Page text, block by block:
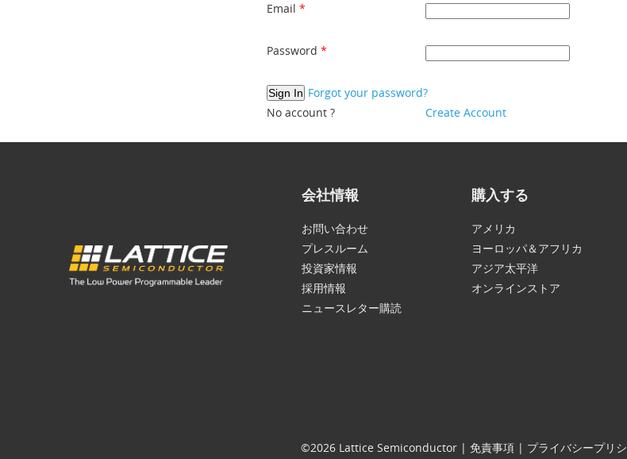
Email
Password
Forgot your password?
No account ?
Create Account
会社情報
お問い合わせ
プレスルーム
投資家情報
採用情報
ニュースレター購読
購入する
アメリカ
ヨーロッパ＆アフリカ
アジア太平洋
オンラインストア
©2026 Lattice Semiconductor | 免責事項 | プライバシープリ